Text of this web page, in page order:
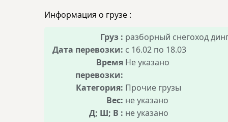
Информация о грузе :
Груз : разборный снегоход
Дата перевозки: с 16.02 по 18.03
Время
перевозки:
Не указано
Категория: Прочие грузы
Вес: не указано
Д; Ш; В : не указано